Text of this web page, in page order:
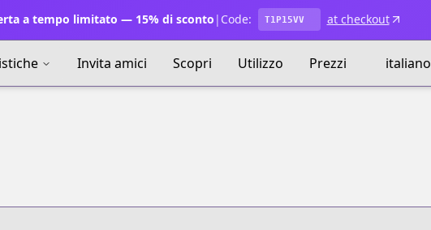
a tempo limitato — 15% di sconto | Code: T1P15VV at checkout
Invita amici Scopri Utilizzo Prezzi italiano